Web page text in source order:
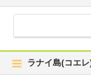
ラナイ島(コエ